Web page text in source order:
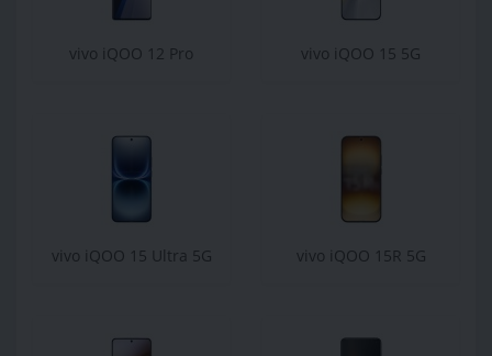
vivo iQOO 12 Pro vivo iQOO 15 5G
vivo iQOO 15 Ultra 5G vivo iQOO 15R 5G